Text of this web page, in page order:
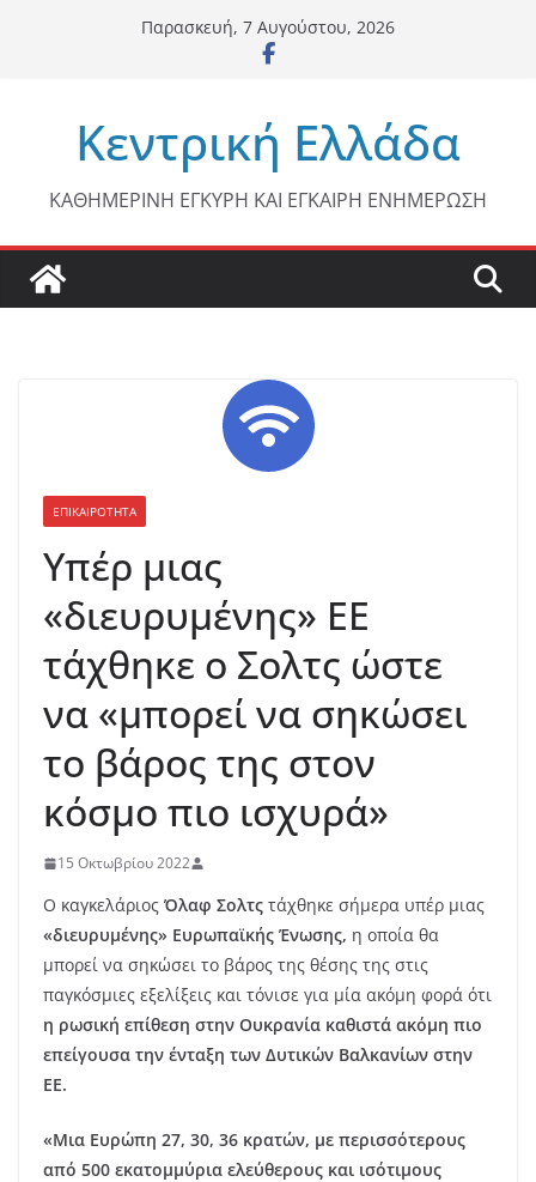
Παρασκευή, 7 Αυγούστου, 2026
Κεντρική Ελλάδα
ΚΑΘΗΜΕΡΙΝΗ ΕΓΚΥΡΗ ΚΑΙ ΕΓΚΑΙΡΗ ΕΝΗΜΕΡΩΣΗ
ΕΠΙΚΑΙΡΟΤΗΤΑ
Υπέρ μιας
«διευρυμένης» ΕΕ
τάχθηκε ο Σολτς ώστε
να «μπορεί να σηκώσει
το βάρος της στον
κόσμο πιο ισχυρά»
15 Οκτωβρίου 2022
Ο καγκελάριος Όλαφ Σολτς τάχθηκε σήμερα υπέρ μιας
«διευρυμένης» Ευρωπαϊκής Ένωσης, η οποία θα
μπορεί να σηκώσει το βάρος της θέσης της στις
παγκόσμιες εξελίξεις και τόνισε για μία ακόμη φορά ότι
η ρωσική επίθεση στην Ουκρανία καθιστά ακόμη πιο
επείγουσα την ένταξη των Δυτικών Βαλκανίων στην
ΕΕ.
«Μια Ευρώπη 27, 30, 36 κρατών, με περισσότερους
από 500 εκατομμύρια ελεύθερους και ισότιμους